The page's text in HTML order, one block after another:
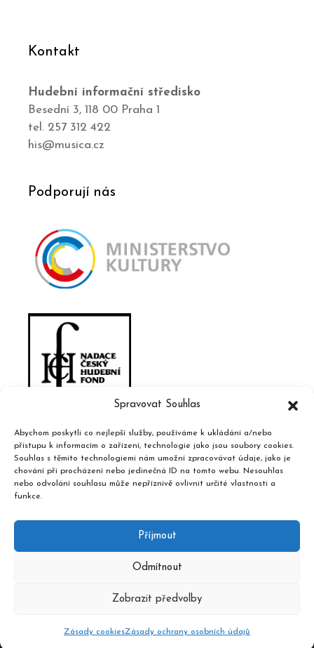
Spravovat Souhlas
Abychom poskytli co nejlepší služby, používáme k ukládání a/nebo
přístupu k informacím o zařízení, technologie jako jsou soubory cookies.
Souhlas s těmito technologiemi nám umožní zpracovávat údaje, jako je
chování při procházení nebo jedinečná ID na tomto webu. Nesouhlas
nebo odvolání souhlasu může nepříznivě ovlivnit určité vlastnosti a
funkce.
Příjmout
Odmítnout
Zobrazit předvolby
Zásady cookiesZásady ochrany osobních údajů
Kontakt
Hudební informační středisko
Besední 3, 118 00 Praha 1
tel. 257 312 422
his@musica.cz
Podporují nás
Dokument